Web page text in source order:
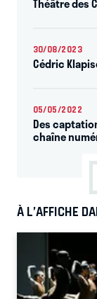
Théâtre des
30/08/2023
Cédric
05/05/2022
Des
chaîne
À L’AFFICHE